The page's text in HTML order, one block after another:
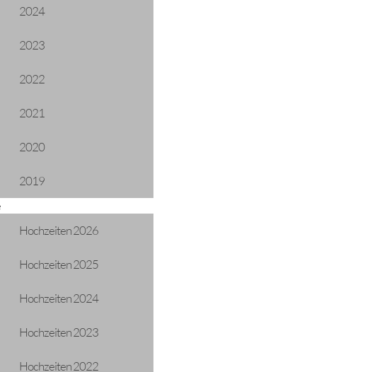
2024
2023
2022
2021
2020
2019
Hochzeiten 2026
Hochzeiten 2025
Hochzeiten 2024
Hochzeiten 2023
Hochzeiten 2022